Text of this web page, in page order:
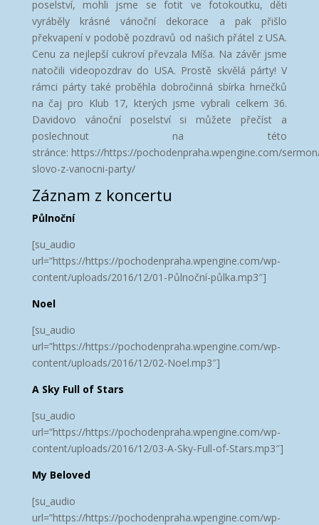
poselství, mohli jsme se fotit ve fotokoutku, děti
vyráběly krásné vánoční dekorace a pak přišlo
překvapení v podobě pozdravů od našich přátel z USA.
Cenu za nejlepší cukroví převzala Míša. Na závěr jsme
natočili videopozdrav do USA. Prostě skvělá párty! V
rámci párty také proběhla dobročinná sbírka hrnečků
na čaj pro Klub 17, kterých jsme vybrali celkem 36.
Davidovo vánoční poselství si můžete přečíst a
poslechnout na této
stránce: https://https://pochodenpraha.wpengine.com/
slovo-z-vanocni-party/
Záznam z koncertu
Půlnoční
[su_audio
url=”https://https://pochodenpraha.wpengine.com/wp-
content/uploads/2016/12/01-Půlnoční-půlka.mp3″]
Noel
[su_audio
url=”https://https://pochodenpraha.wpengine.com/wp-
content/uploads/2016/12/02-Noel.mp3″]
A Sky Full of Stars
[su_audio
url=”https://https://pochodenpraha.wpengine.com/wp-
content/uploads/2016/12/03-A-Sky-Full-of-Stars.mp3″]
My Beloved
[su_audio
url=”https://https://pochodenpraha.wpengine.com/wp-